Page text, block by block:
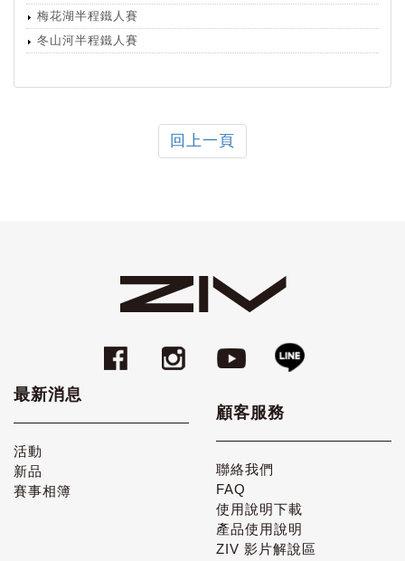
梅花湖半程鐵人賽
冬山河半程鐵人賽
回上一頁
最新消息
活動
新品
賽事相簿
顧客服務
聯絡我們
FAQ
使用說明下載
產品使用說明
ZIV 影片解說區